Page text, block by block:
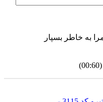
به خاطر بسپار
(00:
60
)